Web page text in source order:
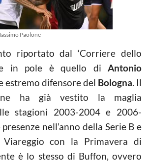
Paolone
riportato dal ‘Corriere dello
in pole è quello di Antonio
estremo difensore del Bologna. Il
ha già vestito la maglia
stagioni 2003-2004 e 2006-
nell’anno della Serie B e
con la Primavera di
è lo stesso di Buffon, ovvero